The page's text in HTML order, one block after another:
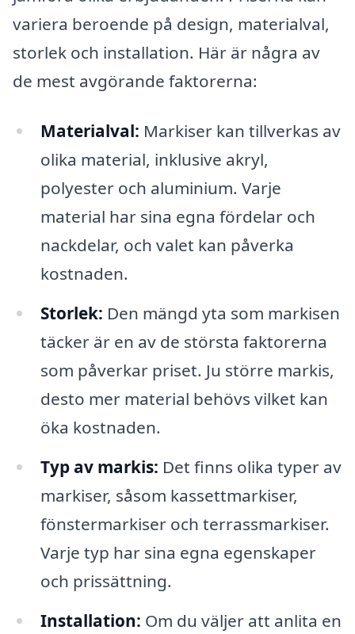
variera beroende på design, materialval,
storlek och installation. Här är några av
de mest avgörande faktorerna:
Materialval: Markiser kan tillverkas av
olika material, inklusive akryl,
polyester och aluminium. Varje
material har sina egna fördelar och
nackdelar, och valet kan påverka
kostnaden.
Storlek: Den mängd yta som markisen
täcker är en av de största faktorerna
som påverkar priset. Ju större markis,
desto mer material behövs vilket kan
öka kostnaden.
Typ av markis: Det finns olika typer av
markiser, såsom kassettmarkiser,
fönstermarkiser och terrassmarkiser.
Varje typ har sina egna egenskaper
och prissättning.
Installation: Om du väljer att anlita en